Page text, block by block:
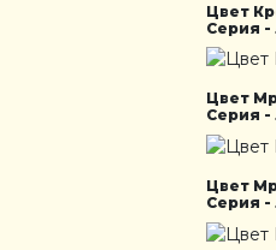
Цвет
Серия -
Цвет
Серия -
Цвет
Серия -